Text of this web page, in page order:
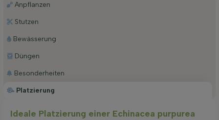
Platzierung
Anpflanzen
Stutzen
Bewässerung
Düngen
Besonderheiten
Ideale Platzierung einer Echinacea purpurea